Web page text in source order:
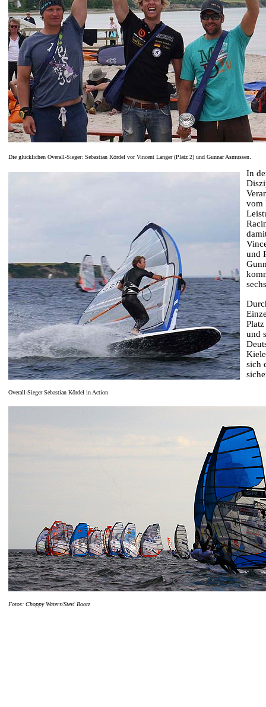
Die glücklichen Overall-Sieger: Sebastian Kördel vor Vincent Langer (Platz 2) und Gunnar Asmussen.
Overall-Sieger Sebastian Kördel in Action
In
vom
und
und
sich
Fotos: Choppy Waters/Stevi Bootz